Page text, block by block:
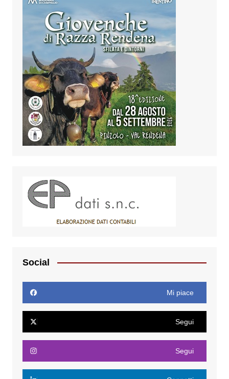
Social
Mi piace
Segui
Segui